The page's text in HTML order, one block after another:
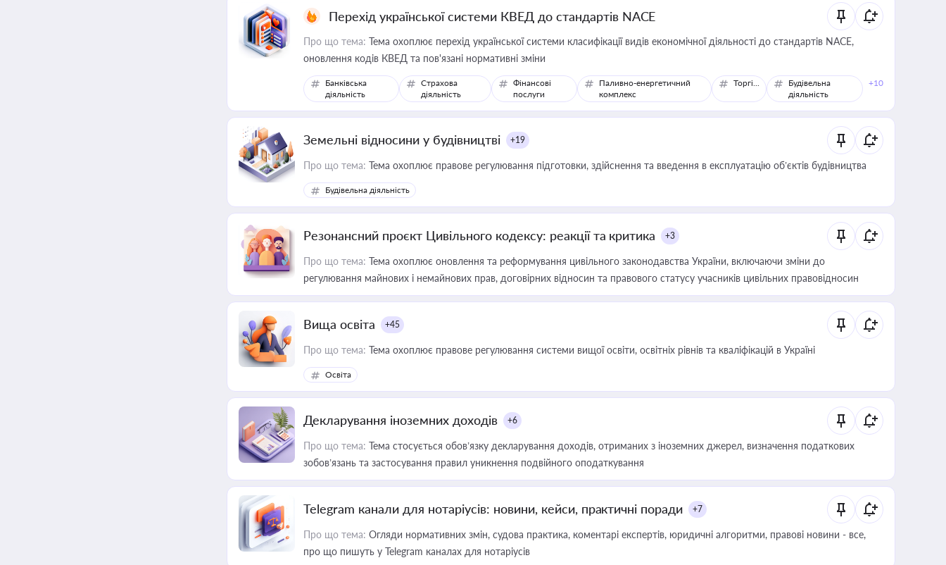
Перехід української системи КВЕД до стандартів NACE
Про що тема: Тема охоплює перехід української системи класифікації видів економічної діяльності до стандартів NACE,
оновлення кодів КВЕД та пов'язані нормативні зміни
Банківська
діяльність
Страхова
діяльність
Фінансові
послуги
Паливно-енергетичний
комплекс
Торгівля
Будівельна
діяльність
+10
Земельні відносини у будівництві +19
Про що тема: Тема охоплює правове регулювання підготовки, здійснення та введення в експлуатацію об’єктів будівництва
Будівельна діяльність
Резонансний проєкт Цивільного кодексу: реакції та критика +3
Про що тема: Тема охоплює оновлення та реформування цивільного законодавства України, включаючи зміни до
регулювання майнових і немайнових прав, договірних відносин та правового статусу учасників цивільних правовідносин
Вища освіта +45
Про що тема: Тема охоплює правове регулювання системи вищої освіти, освітніх рівнів та кваліфікацій в Україні
Освіта
Декларування іноземних доходів +6
Про що тема: Тема стосується обов’язку декларування доходів, отриманих з іноземних джерел, визначення податкових
зобов’язань та застосування правил уникнення подвійного оподаткування
Telegram канали для нотаріусів: новини, кейси, практичні поради +7
Про що тема: Огляди нормативних змін, судова практика, коментарі експертів, юридичні алгоритми, правові новини - все,
про що пишуть у Telegram каналах для нотаріусів